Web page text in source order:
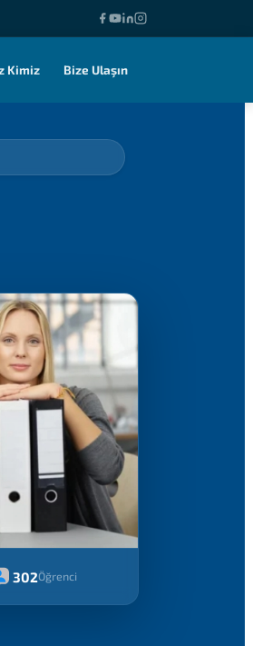
Kimiz Bize Ulaşın
302Öğrenci